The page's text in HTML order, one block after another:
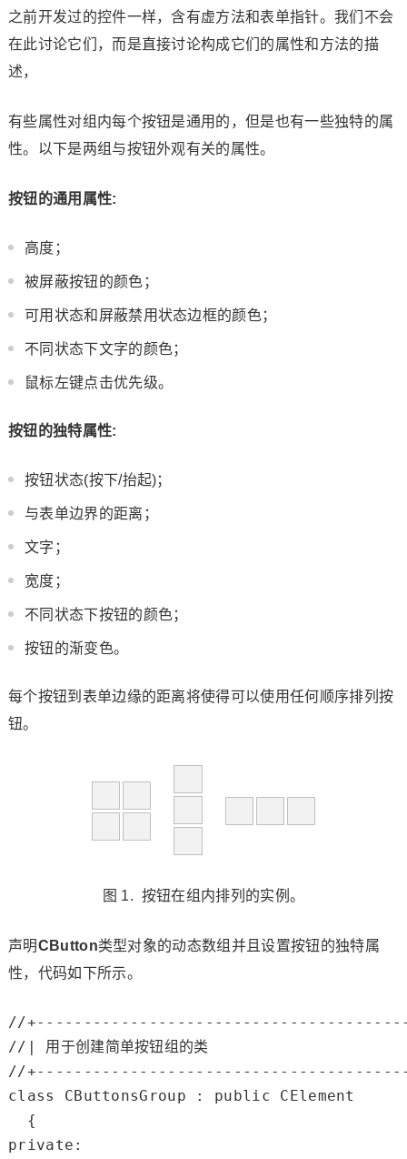
之前开发过的控件一样，含有虚方法和表单指针。我们不会
在此讨论它们，而是直接讨论构成它们的属性和方法的描
述，
有些属性对组内每个按钮是通用的，但是也有一些独特的属
性。以下是两组与按钮外观有关的属性。
按钮的通用属性:
高度；
被屏蔽按钮的颜色；
可用状态和屏蔽禁用状态边框的颜色；
不同状态下文字的颜色；
鼠标左键点击优先级。
按钮的独特属性:
按钮状态(按下/抬起)；
与表单边界的距离；
文字；
宽度；
不同状态下按钮的颜色；
按钮的渐变色。
每个按钮到表单边缘的距离将使得可以使用任何顺序排列按
钮。
图 1. 按钮在组内排列的实例。
声明CButton类型对象的动态数组并且设置按钮的独特属
性，代码如下所示。
//
//| 用于创建简单按钮组的类
//
class
CButtonsGroup : public CElement
private :